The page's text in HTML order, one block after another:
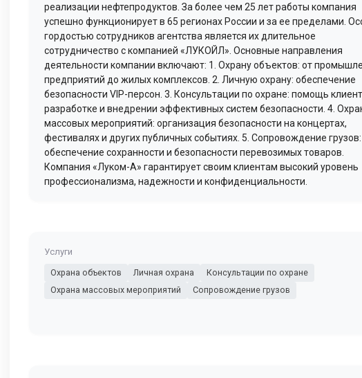
реализации нефтепродуктов. За более чем 25 лет работы компания
успешно функционирует в 65 регионах России и за ее пределами.
гордостью сотрудников агентства является их длительное
сотрудничество с компанией «ЛУКОЙЛ». Основные направления
деятельности компании включают: 1. Охрану объектов: от
предприятий до жилых комплексов. 2. Личную охрану: обеспечение
безопасности VIP-персон. 3. Консультации по охране: помощь
разработке и внедрении эффективных систем безопасности. 4.
массовых мероприятий: организация безопасности на концертах,
фестивалях и других публичных событиях. 5. Сопровождение грузов:
обеспечение сохранности и безопасности перевозимых товаров.
Компания «Луком-А» гарантирует своим клиентам высокий уровень
профессионализма, надежности и конфиденциальности.
Услуги
Охрана объектов
Личная охрана
Консультации по охране
Охрана массовых мероприятий
Сопровождение грузов